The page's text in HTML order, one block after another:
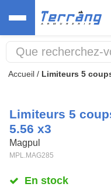
Accueil / Limiteurs 5
Limiteurs 5
5.56 x3
Magpul
MPL.MAG285
En stock